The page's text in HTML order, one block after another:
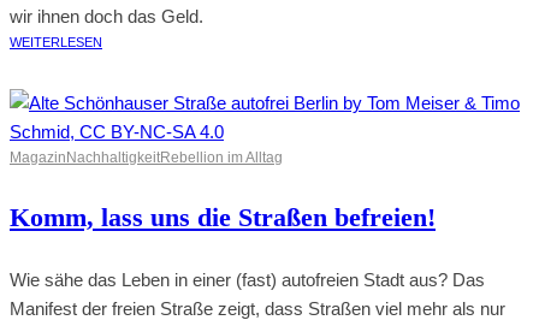
wir ihnen doch das Geld.
WEITERLESEN
Magazin NachhaltigkeitRebellion im Alltag
Komm, lass uns die Straßen befreien!
Wie sähe das Leben in einer (fast) autofreien Stadt aus? Das
Manifest der freien Straße zeigt, dass Straßen viel mehr als nur